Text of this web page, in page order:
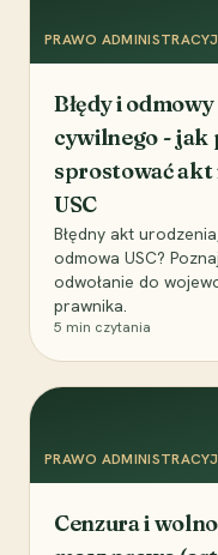
PRAWO
Błędy i
cywilnego - jak
sprostować akt
USC
Błędny akt
odmowa USC?
odwołanie do
prawnika.
5 min czytania
PRAWO
Cenzura i